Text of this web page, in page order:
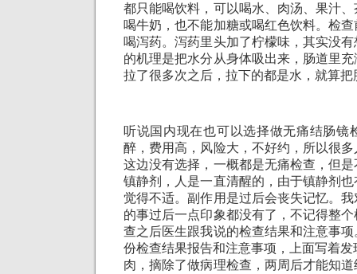
都只能喝饮料，可以喝水、肉汤、果汁
喝牛奶，也不能加糖或喝红色饮料。检
喝泻药。泻药里头加了柠檬味，其实没
的机理是把水分从身体吸出来，肠道里
拉了很多次之后，拉下的都是水，就算
听说国内现在也可以选择做无痛结肠镜
醉，费用高，风险大，不好约，所以很
这边没有选择，一概都是无痛检查，但
镇静剂，人是一直清醒的，由于镇静剂
觉得不适。副作用是过后会丧失记忆。
的事过后一点印象都没有了，不记得整
查之后医生跟我说的检查结果和注意事
份检查结果报告和注意事项，上面写着
肉，摘除了做病理检查，两周后才能知